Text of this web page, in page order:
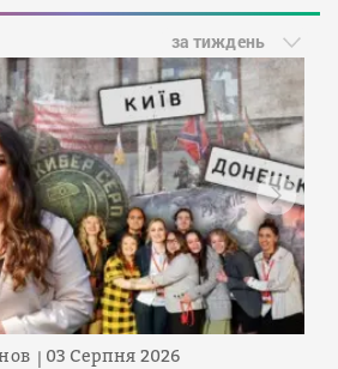
за тиждень
03 Серпня 2026